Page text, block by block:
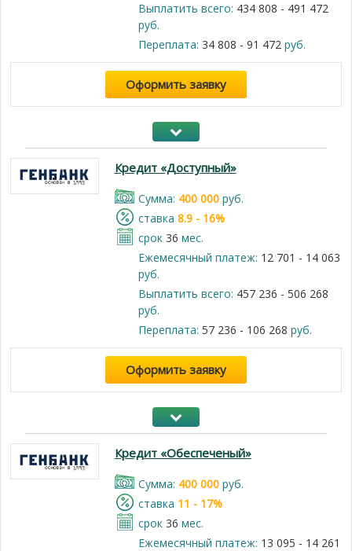
Выплатить всего: 434 808 - 491 472
руб.
Переплата: 34 808 - 91 472руб.
Оформить заявку
Кредит «Доступный»
Cумма: 400 000руб.
cтавка 8.9 - 16%
срок 36 мес.
Ежемесячный платеж: 12 701 - 14 063
руб.
Выплатить всего: 457 236 - 506 268
руб.
Переплата: 57 236 - 106 268 руб.
Оформить заявку
Кредит «Обеспеченый»
Cумма: 400 000руб.
cтавка 11 - 17%
срок 36 мес.
Ежемесячный платеж: 13 095 - 14 261